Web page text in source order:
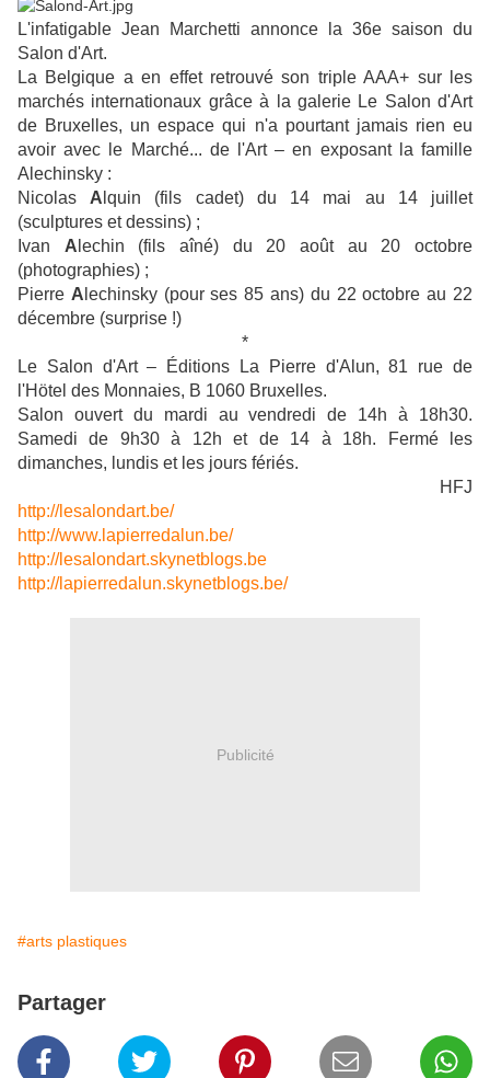
L'infatigable Jean Marchetti annonce la 36e saison du
Salon d'Art.
La Belgique a en effet retrouvé son triple AAA+ sur les
marchés internationaux grâce à la galerie Le Salon d'Art
de Bruxelles, un espace qui n'a pourtant jamais rien eu
avoir avec le Marché... de l'Art – en exposant la famille
Alechinsky :
Nicolas A lquin (fils cadet) du 14 mai au 14 juillet
(sculptures et dessins) ;
Ivan A lechin (fils aîné) du 20 août au 20 octobre
(photographies) ;
Pierre A lechinsky (pour ses 85 ans) du 22 octobre au 22
décembre (surprise !)
*
Le Salon d'Art – Éditions La Pierre d'Alun, 81 rue de
l'Hötel des Monnaies, B 1060 Bruxelles.
Salon ouvert du mardi au vendredi de 14h à 18h30.
Samedi de 9h30 à 12h et de 14 à 18h. Fermé les
dimanches, lundis et les jours fériés.
HFJ
http://lesalondart.be/
http://www.lapierredalun.be/
http://lesalondart.skynetblogs.be
http://lapierredalun.skynetblogs.be/
Publicité
#arts plastiques
Partager